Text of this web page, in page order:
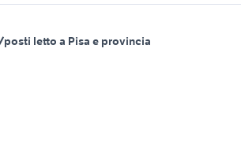
posti letto a Pisa e provincia